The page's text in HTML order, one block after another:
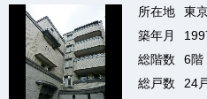
所在地
東
築年月
総階数
6階
総戸数
24